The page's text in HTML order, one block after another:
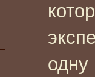
одну